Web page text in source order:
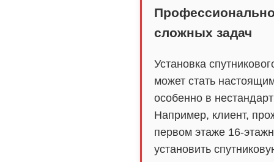
сложных задач
Установка
может стать
особенно в
Например, клиент,
первом этаже 16-
установить